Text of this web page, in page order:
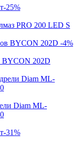
-25%
PRO 200 LED S
-4%
BYCON 202D
Diam ML-
-31%